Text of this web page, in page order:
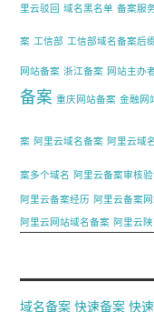
里云驳回 域名黑名单 备案服
案 工信部 工信部域名备案后
网站备案 浙江备案 网站主办
备案 重庆网站备案 金融网
案 阿里云域名备案 阿里云域
案多个域名 阿里云备案审核
阿里云备案经历 阿里云备案
阿里云网站域名备案 阿里云
域名备案 快速备案 快